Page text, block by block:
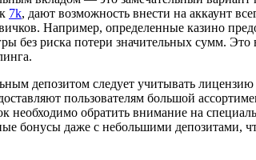
7k, дают возможность внести на аккаунт
Например, определенные казино
без риска потери значительных сумм. Это
депозитом следует учитывать лицензию
пользователям большой
необходимо обратить внимание на
бонусы даже с небольшими депозитами,